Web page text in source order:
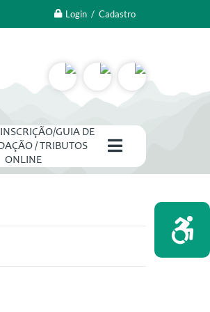
Login / Cadastro
GUIA DE
/ TRIBUTOS
ONLINE